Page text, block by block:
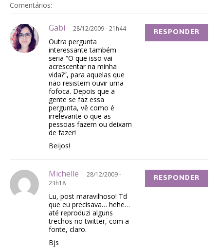
Comentários:
Gabi 28/12/2009 - 21h44
Outra pergunta
interessante também
seria “O que isso vai
acrescentar na minha
vida?”, para aquelas que
não resistem ouvir uma
fofoca. Depois que a
gente se faz essa
pergunta, vê como é
irrelevante o que as
pessoas fazem ou deixam
de fazer!
Beijos!
RESPONDER
Michelle
28/12/2009 -
23h18
Lu, post maravilhoso! Td
que eu precisava… hehe…
até reproduzi alguns
trechos no twitter, com a
fonte, claro.
Bjs
RESPONDER